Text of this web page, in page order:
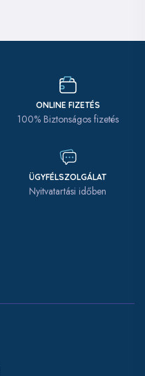
ONLINE FIZETÉS
100% Biztonságos fizetés
ÜGYFÉLSZOLGÁLAT
Nyitvatartási időben